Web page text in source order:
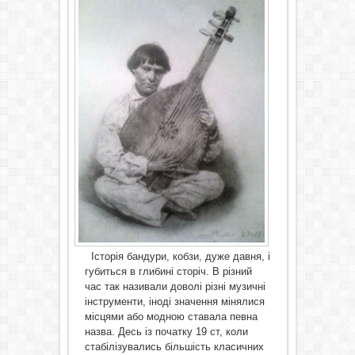
Історія бандури, кобзи, дуже давня, і
губиться в глибині сторіч. В різний
час так називали доволі різні музичні
інструменти, іноді значення мінялися
місцями або модною ставала певна
назва. Десь із початку 19 ст, коли
стабілізувались більшість класичних